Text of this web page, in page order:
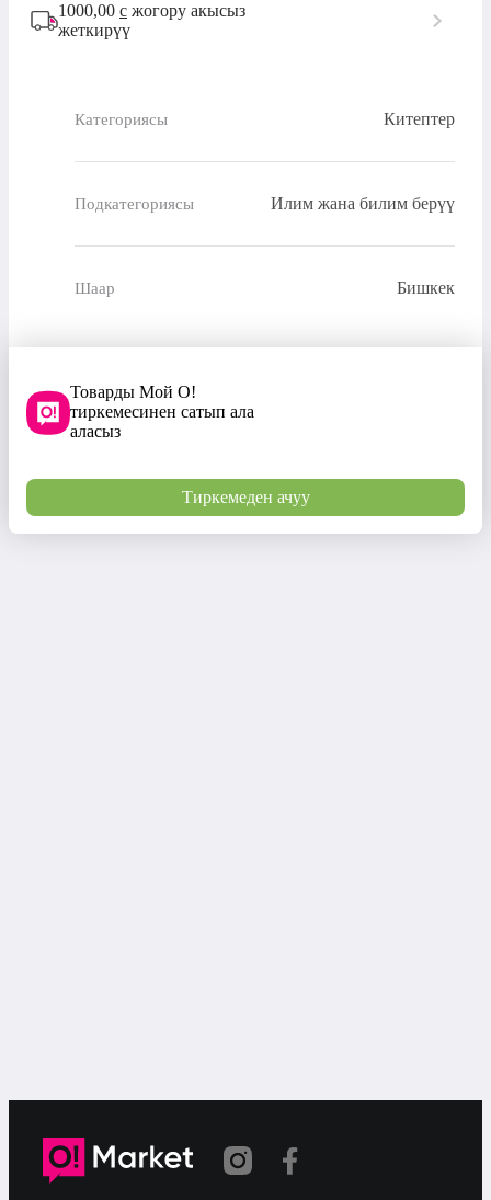
1000,00 с жогору акысыз
жеткирүү
Категориясы Китептер
Подкатегориясы Илим жана билим берүү
Шаар Бишкек
Товарды Мой О!
тиркемесинен сатып ала
аласыз
Тиркемеден ачуу